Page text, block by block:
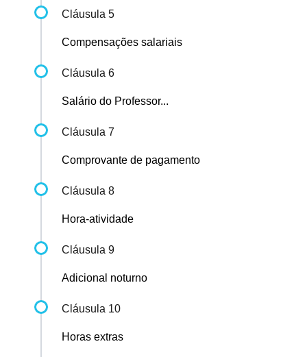
Cláusula 5
Compensações salariais
Cláusula 6
Salário do Professor...
Cláusula 7
Comprovante de pagamento
Cláusula 8
Hora-atividade
Cláusula 9
Adicional noturno
Cláusula 10
Horas extras